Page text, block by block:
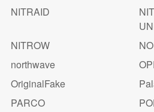
NITRAID
NITROW
northwave
OriginalFake
PARCO